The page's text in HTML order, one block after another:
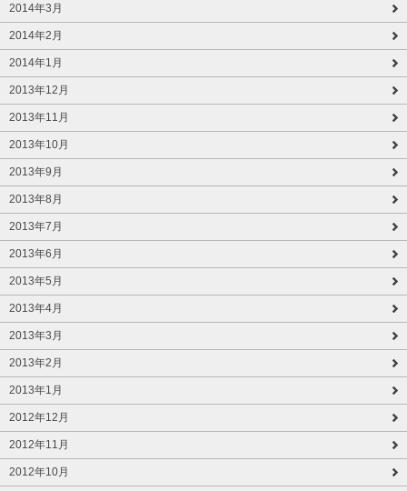
2014年3月
2014年2月
2014年1月
2013年12月
2013年11月
2013年10月
2013年9月
2013年8月
2013年7月
2013年6月
2013年5月
2013年4月
2013年3月
2013年2月
2013年1月
2012年12月
2012年11月
2012年10月